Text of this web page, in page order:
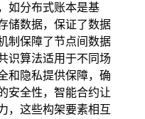
如分布式账本是基
储数据，保证了数据
制保障了节点间数据
识算法适用于不同场
和隐私提供保障，确
安全性，智能合约让
，这些构架要素相互